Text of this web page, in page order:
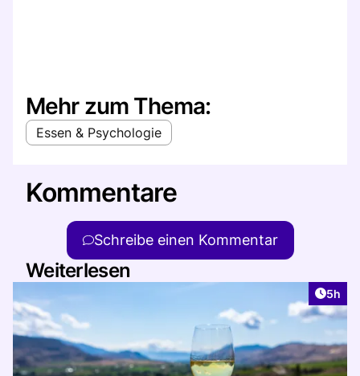
Mehr zum Thema:
Essen & Psychologie
Kommentare
Schreibe einen Kommentar
Weiterlesen
5h